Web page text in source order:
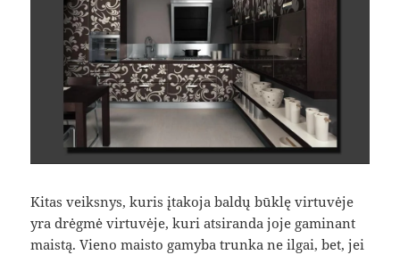
Kitas veiksnys, kuris įtakoja baldų būklę virtuvėje
yra drėgmė virtuvėje, kuri atsiranda joje gaminant
maistą. Vieno maisto gamyba trunka ne ilgai, bet, jei